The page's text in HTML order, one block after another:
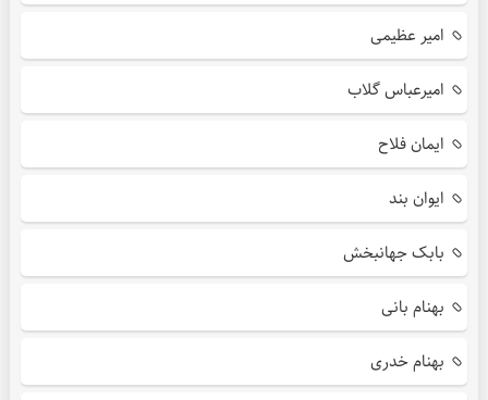
امیر عظیمی
امیرعباس گلاب
ایمان فلاح
ایوان بند
بابک جهانبخش
بهنام بانی
بهنام خدری